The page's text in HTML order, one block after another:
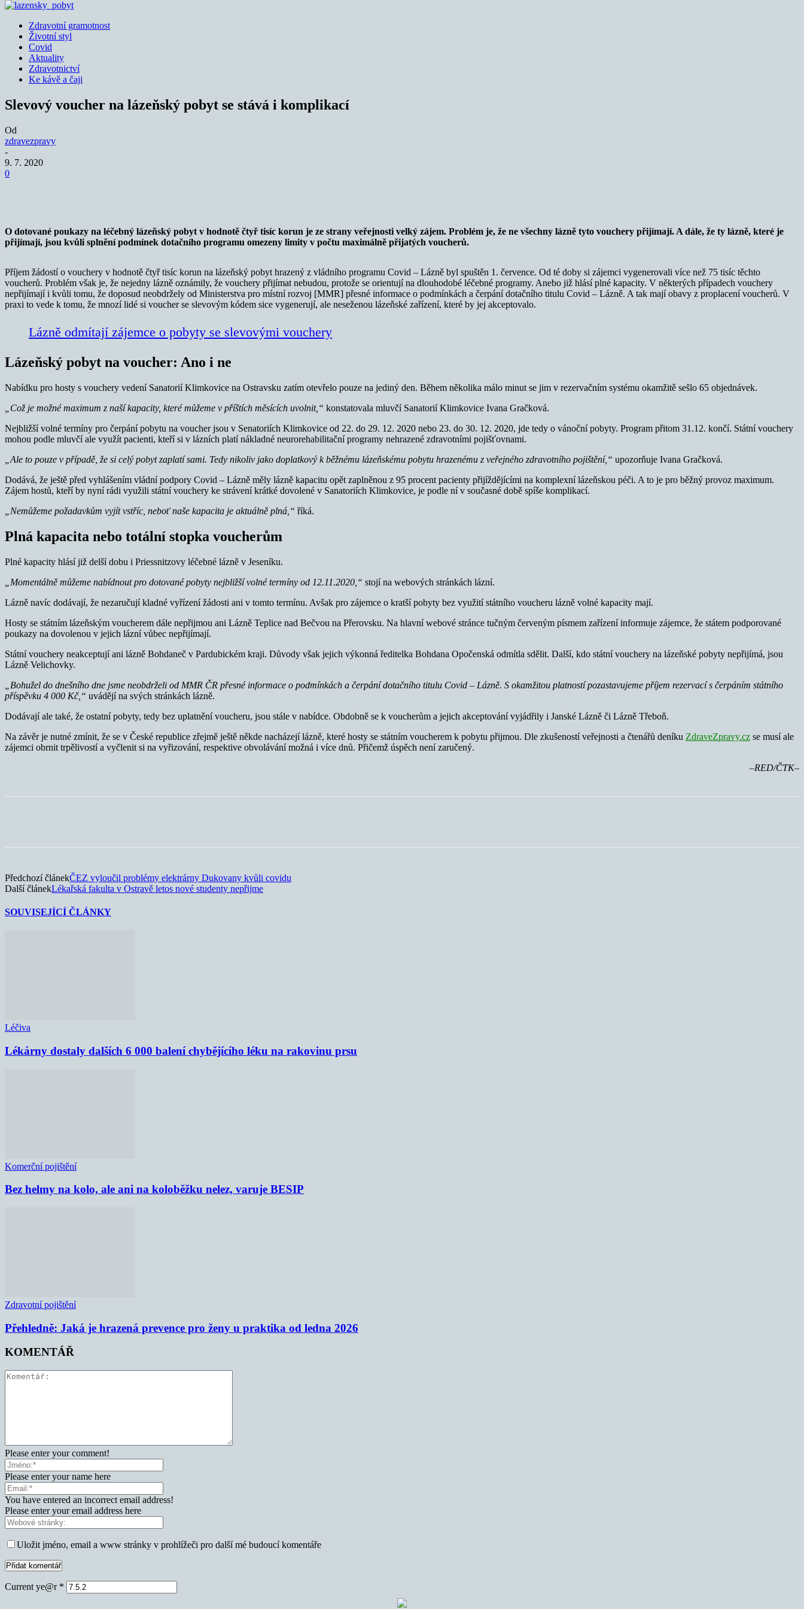
Zdravotní gramotnost
Životní styl
Covid
Aktuality
Zdravotnictví
Ke kávě a čaji
Slevový voucher na lázeňský pobyt se stává i komplikací
Od
zdravezpravy
-
9. 7. 2020
0
O dotované poukazy na léčebný lázeňský pobyt v hodnotě čtyř tisíc korun je ze strany veřejnosti velký zájem. Problém je, že ne všechny lázně tyto vouchery přijímají. A dále, že ty lázně, které je
přijímají, jsou kvůli splnění podmínek dotačního programu omezeny limity v počtu maximálně přijatých voucherů.
Příjem žádostí o vouchery v hodnotě čtyř tisíc korun na lázeňský pobyt hrazený z vládního programu Covid – Lázně byl spuštěn 1. července. Od té doby si zájemci vygenerovali více než 75 tisíc těchto
voucherů. Problém však je, že nejedny lázně oznámily, že vouchery přijímat nebudou, protože se orientují na dlouhodobé léčebné programy. Anebo již hlásí plné kapacity. V některých případech vouchery
nepřijímají i kvůli tomu, že doposud neobdržely od Ministerstva pro místní rozvoj [MMR] přesné informace o podmínkách a čerpání dotačního titulu Covid – Lázně. A tak mají obavy z proplacení voucherů. V
praxi to vede k tomu, že mnozí lidé si voucher se slevovým kódem sice vygenerují, ale neseženou lázeňské zařízení, které by jej akceptovalo.
Lázně odmítají zájemce o pobyty se slevovými vouchery
Lázeňský pobyt na voucher: Ano i ne
Nabídku pro hosty s vouchery vedení Sanatorií Klimkovice na Ostravsku zatím otevřelo pouze na jediný den. Během několika málo minut se jim v rezervačním systému okamžitě sešlo 65 objednávek.
„Což je možné maximum z naší kapacity, které můžeme v příštích měsících uvolnit,“ konstatovala mluvčí Sanatorií Klimkovice Ivana Gračková.
Nejbližší volné termíny pro čerpání pobytu na voucher jsou v Senatoriích Klimkovice od 22. do 29. 12. 2020 nebo 23. do 30. 12. 2020, jde tedy o vánoční pobyty. Program přitom 31.12. končí. Státní vouchery
mohou podle mluvčí ale využít pacienti, kteří si v lázních platí nákladné neurorehabilitační programy nehrazené zdravotními pojišťovnami.
„Ale to pouze v případě, že si celý pobyt zaplatí sami. Tedy nikoliv jako doplatkový k běžnému lázeňskému pobytu hrazenému z veřejného zdravotního pojištění,“ upozorňuje Ivana Gračková.
Dodává, že ještě před vyhlášením vládní podpory Covid – Lázně měly lázně kapacitu opět zaplněnou z 95 procent pacienty přijíždějícími na komplexní lázeňskou péči. A to je pro běžný provoz maximum.
Zájem hostů, kteří by nyní rádi využili státní vouchery ke strávení krátké dovolené v Sanatoriích Klimkovice, je podle ní v současné době spíše komplikací.
„Nemůžeme požadavkům vyjít vstříc, neboť naše kapacita je aktuálně plná,“ říká.
Plná kapacita nebo totální stopka voucherům
Plné kapacity hlásí již delší dobu i Priessnitzovy léčebné lázně v Jeseníku.
„Momentálně můžeme nabídnout pro dotované pobyty nejbližší volné termíny od 12.11.2020,“ stojí na webových stránkách lázní.
Lázně navíc dodávají, že nezaručují kladné vyřízení žádosti ani v tomto termínu. Avšak pro zájemce o kratší pobyty bez využití státního voucheru lázně volné kapacity mají.
Hosty se státním lázeňským voucherem dále nepřijmou ani Lázně Teplice nad Bečvou na Přerovsku. Na hlavní webové stránce tučným červeným písmem zařízení informuje zájemce, že státem podporované
poukazy na dovolenou v jejich lázní vůbec nepřijímají.
Státní vouchery neakceptují ani lázně Bohdaneč v Pardubickém kraji. Důvody však jejich výkonná ředitelka Bohdana Opočenská odmítla sdělit. Další, kdo státní vouchery na lázeňské pobyty nepřijímá, jsou
Lázně Velichovky.
„Bohužel do dnešního dne jsme neobdrželi od MMR ČR přesné informace o podmínkách a čerpání dotačního titulu Covid – Lázně. S okamžitou platností pozastavujeme příjem rezervací s čerpáním státního
příspěvku 4 000 Kč,“ uvádějí na svých stránkách lázně.
Dodávají ale také, že ostatní pobyty, tedy bez uplatnění voucheru, jsou stále v nabídce. Obdobně se k voucherům a jejich akceptování vyjádřily i Janské Lázně či Lázně Třeboň.
Na závěr je nutné zmínit, že se v České republice zřejmě ještě někde nacházejí lázně, které hosty se státním voucherem k pobytu přijmou. Dle zkušeností veřejnosti a čtenářů deníku ZdraveZpravy.cz se musí ale
zájemci obrnit trpělivostí a vyčlenit si na vyřizování, respektive obvolávání možná i více dnů. Přičemž úspěch není zaručený.
–RED/ČTK–
Předchozí článekČEZ vyloučil problémy elektrárny Dukovany kvůli covidu
Další článekLékařská fakulta v Ostravě letos nové studenty nepřijme
SOUVISEJÍCÍ ČLÁNKY
Léčiva
Lékárny dostaly dalších 6 000 balení chybějícího léku na rakovinu prsu
Komerční pojištění
Bez helmy na kolo, ale ani na koloběžku nelez, varuje BESIP
Zdravotní pojištění
Přehledně: Jaká je hrazená prevence pro ženy u praktika od ledna 2026
KOMENTÁŘ
Please enter your comment!
Please enter your name here
You have entered an incorrect email address!
Please enter your email address here
Uložit jméno, email a www stránky v prohlížeči pro další mé budoucí komentáře
Current ye@r *